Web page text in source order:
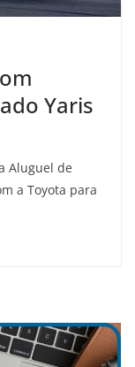
Yaris
Aluguel de
a Toyota para